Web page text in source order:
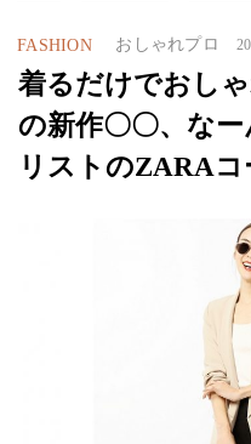
FASHION おしゃれプロ
着るだけでおし
の新作〇〇、な
リストのZARAコ